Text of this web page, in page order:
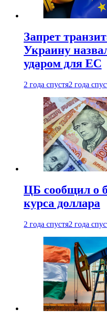
Запрет
Украину
ударом для ЕС
2 года спустя2 года
ЦБ сообщил о
курса доллара
2 года спустя2 года